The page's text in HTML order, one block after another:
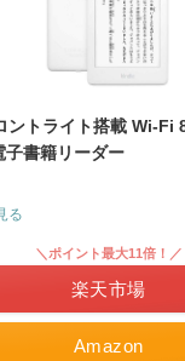
ントライト搭載 Wi-Fi
子書籍リーダー
る
Amazon
＼ポイント最大11倍！／
楽天市場